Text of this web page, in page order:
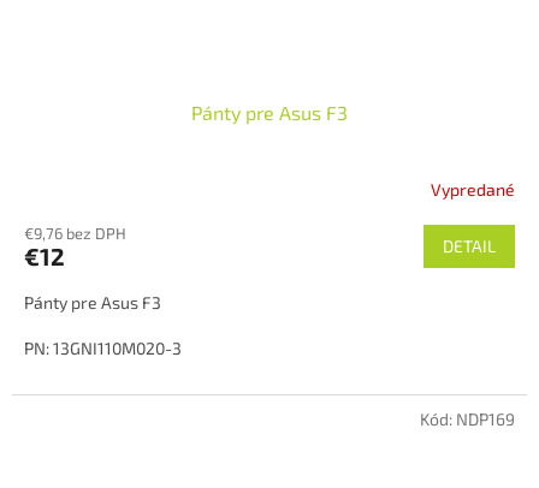
Pánty pre Asus F3
Vypredané
€9,76 bez DPH
€12 DETAIL
Pánty pre Asus F3
PN: 13GNI110M020-3
Stav: Pouzity
Kód: NDP169